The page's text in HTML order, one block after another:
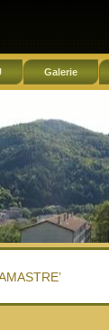
Galerie